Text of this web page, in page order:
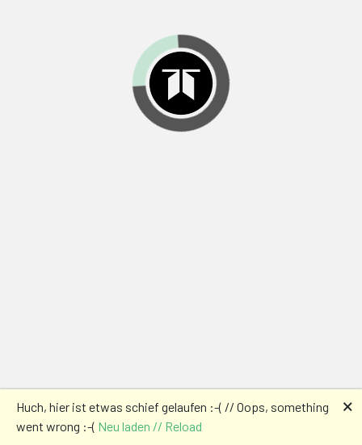
Huch, hier ist etwas schief gelaufen :-( // Oops, something
went wrong :-( Neu laden // Reload
🗙